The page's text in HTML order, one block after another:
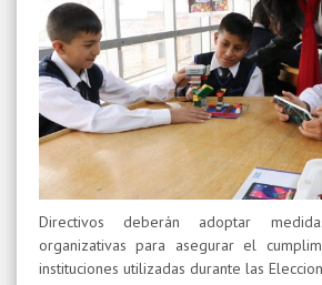
Directivos deberán adoptar
organizativas para asegurar el
instituciones utilizadas durante las